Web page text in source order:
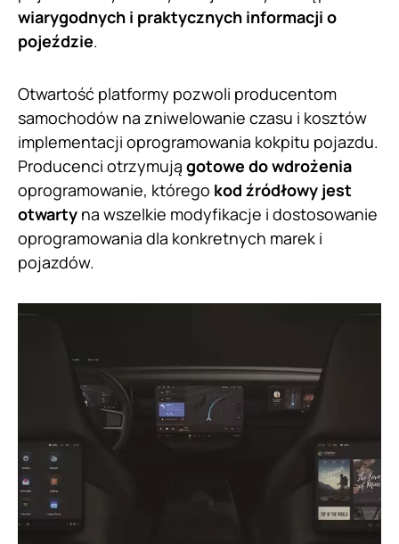
wiarygodnych i praktycznych informacji o
pojeździe.
Otwartość platformy pozwoli producentom
samochodów na zniwelowanie czasu i kosztów
implementacji oprogramowania kokpitu pojazdu.
Producenci otrzymują gotowe do wdrożenia
oprogramowanie, którego kod źródłowy jest
otwarty na wszelkie modyfikacje i dostosowanie
oprogramowania dla konkretnych marek i
pojazdów.